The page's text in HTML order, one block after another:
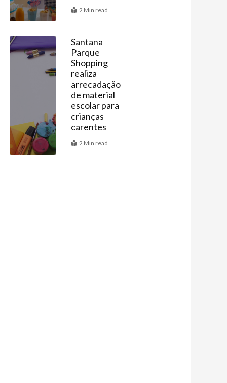
2 Min read
Últimas
Santana
Parque
Shopping
realiza
arrecadação
de material
escolar para
crianças
carentes
2 Min read